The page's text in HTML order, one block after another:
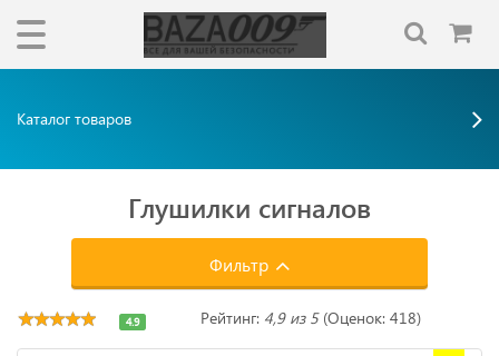
Каталог товаров
Глушилки сигналов
Фильтр
4.9 Рейтинг: 4,9 из 5(Оценок: 418)